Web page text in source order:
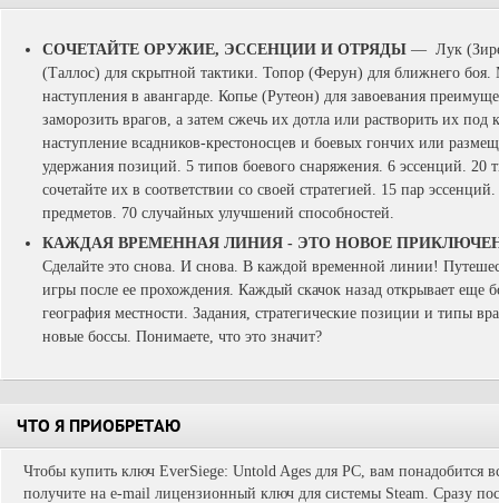
СОЧЕТАЙТЕ ОРУЖИЕ, ЭССЕНЦИИ И ОТРЯДЫ — Лук
(Таллос) для скрытной тактики. Топор (Ферун) для ближнего
наступления в авангарде. Копье (Рутеон) для завоевания
заморозить врагов, а затем сжечь их дотла или растворить их
наступление всадников-крестоносцев и боевых гончих или
удержания позиций. 5 типов боевого снаряжения. 6 эссенций. 20
сочетайте их в соответствии со своей стратегией. 15 пар
предметов. 70 случайных улучшений способностей.
КАЖДАЯ ВРЕМЕННАЯ ЛИНИЯ - ЭТО НОВОЕ
Сделайте это снова. И снова. В каждой временной линии!
игры после ее прохождения. Каждый скачок назад открывает еще
география местности. Задания, стратегические позиции и типы
новые боссы. Понимаете, что это значит?
ЧТО Я ПРИОБРЕТАЮ
Чтобы купить ключ EverSiege: Untold Ages для PC, вам понадобится
получите на e-mail лицензионный ключ для системы Steam. Сразу